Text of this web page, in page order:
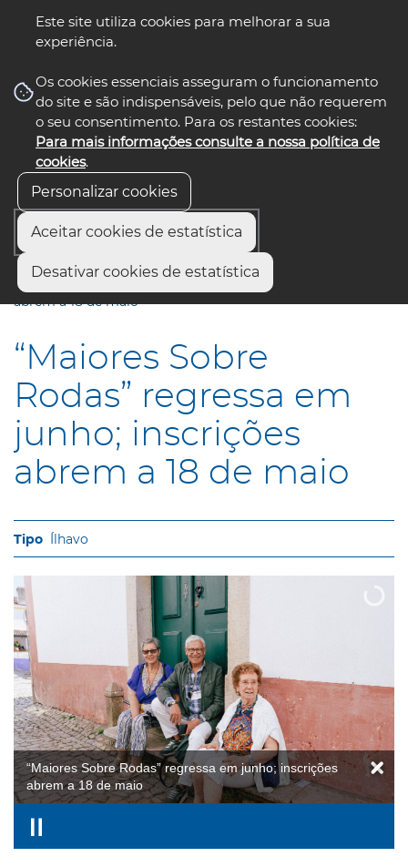
Este site utiliza cookies para melhorar a sua
experiência.
Os cookies essenciais asseguram o funcionamento
do site e são indispensáveis, pelo que não requerem
o seu consentimento. Para os restantes cookies:
Para mais informações consulte a nossa política de
cookies.
Personalizar cookies
Aceitar cookies de estatística
Desativar cookies de estatística
nos select language
Início
“Maiores Sobre Rodas” regressa em junho; inscrições
abrem a 18 de maio
“Maiores Sobre
Rodas” regressa em
junho; inscrições
abrem a 18 de maio
Ílhavo
“Maiores Sobre Rodas” regressa em junho; inscrições
abrem a 18 de maio